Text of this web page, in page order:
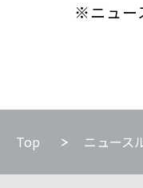
※ニュー
Top ニュース